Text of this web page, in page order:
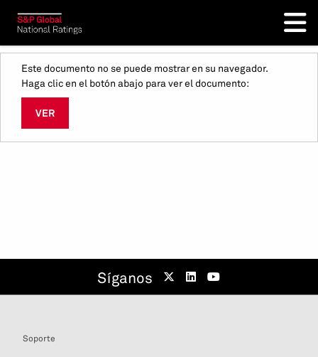
Este documento no se puede mostrar en su navegador.
Haga clic en el botón abajo para ver el documento:
VER
Síganos
Soporte